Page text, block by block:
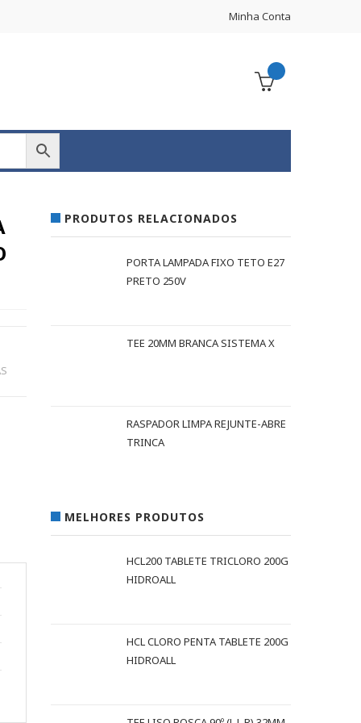
Minha Conta
PRODUTOS RELACIONADOS
PORTA LAMPADA FIXO TETO E27
PRETO 250V
TEE 20MM BRANCA SISTEMA X
RASPADOR LIMPA REJUNTE-ABRE
TRINCA
MELHORES PRODUTOS
HCL200 TABLETE TRICLORO 200G
HIDROALL
HCL CLORO PENTA TABLETE 200G
HIDROALL